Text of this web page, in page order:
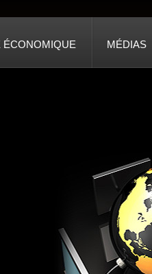
ÉCONOMIQUE MÉDIAS